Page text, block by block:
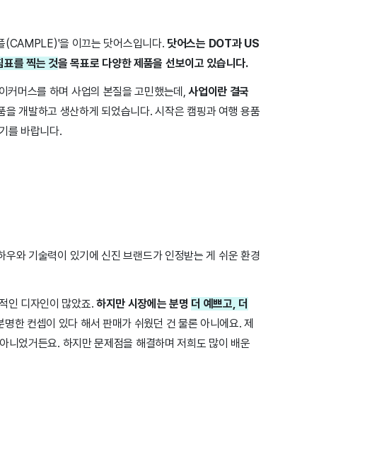
(CAMPLE)'을 이끄는 닷어스입니다. 닷어스는 DOT과 US
표를 찍는 것을 목표로 다양한 제품을 선보이고 있습니다.
커머스를 하며 사업의 본질을 고민했는데,사업이란 결국
개발하고 생산하게 되었습니다. 시작은 캠핑과 여행 용품
를 바랍니다.
와 기술력이 있기에 신진 브랜드가 인정받는 게 쉬운 환경
인 디자인이 많았죠. 하지만 시장에는 분명 더 예쁘고, 더
명한 컨셉이 있다 해서 판매가 쉬웠던 건 물론 아니에요. 제
니었거든요. 하지만 문제점을 해결하며 저희도 많이 배운